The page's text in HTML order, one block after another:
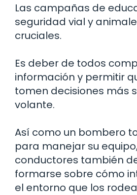
Las campañas de
seguridad vial y
cruciales.
Es deber de todos
información y permitir
tomen decisiones más
volante.
Así como un bombero
para manejar su
conductores también
formarse sobre cómo
el entorno que los